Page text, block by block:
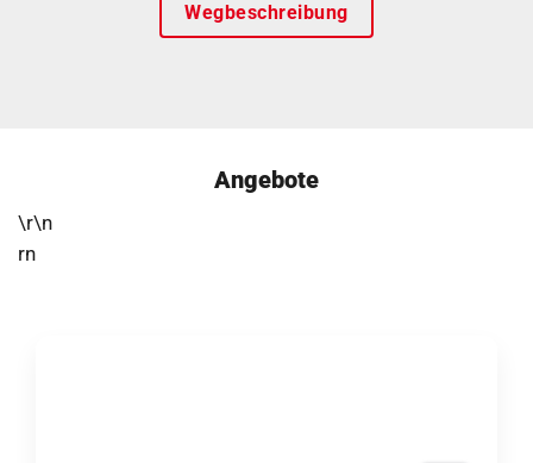
Wegbeschreibung
Angebote
\r\n
rn